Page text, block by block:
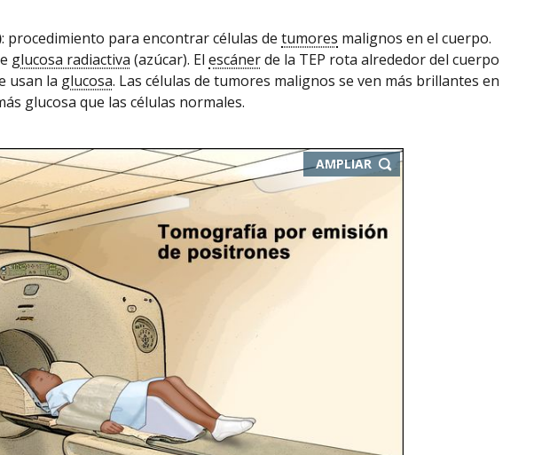
: procedimiento para encontrar células de tumores malignos en el cuerpo.
glucosa radiactiva (azúcar). El escánerde la TEP rota alrededor del cuerpo
usan la glucosa. Las células de tumores malignos se ven más brillantes en
glucosa que las células normales.
AMPLIAR